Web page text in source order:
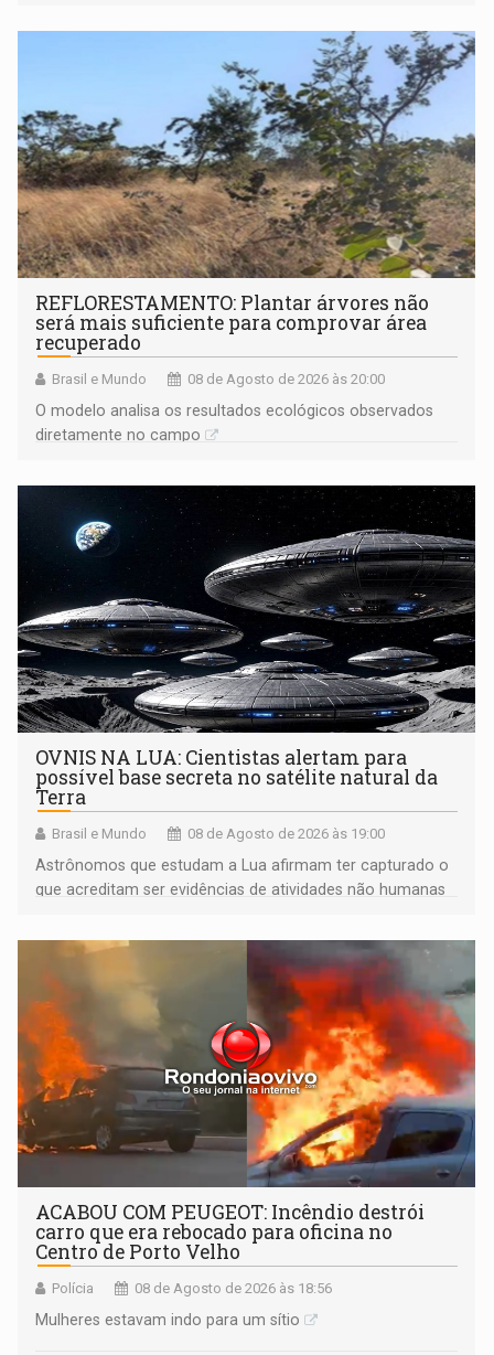
REFLORESTAMENTO: Plantar árvores não
será mais suficiente para comprovar área
recuperado
Brasil e Mundo 08 de Agosto de 2026 às 20:00
O modelo analisa os resultados ecológicos observados
diretamente no campo
OVNIS NA LUA: Cientistas alertam para
possível base secreta no satélite natural da
Terra
Brasil e Mundo 08 de Agosto de 2026 às 19:00
Astrônomos que estudam a Lua afirmam ter capturado o
que acreditam ser evidências de atividades não humanas
órbita
ACABOU COM PEUGEOT: Incêndio destrói
carro que era rebocado para oficina no
Centro de Porto Velho
Polícia 08 de Agosto de 2026 às 18:56
Mulheres estavam indo para um sítio